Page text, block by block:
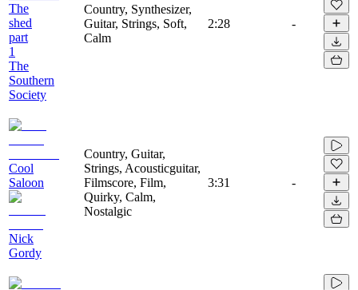
The
shed
part
1
The
Southern
Society
Country, Synthesizer,
Guitar, Strings, Soft,
Calm
2:28 -
Cool
Saloon
Nick
Gordy
Country, Guitar,
Strings, Acousticguitar,
Filmscore, Film,
Quirky, Calm,
Nostalgic
3:31 -